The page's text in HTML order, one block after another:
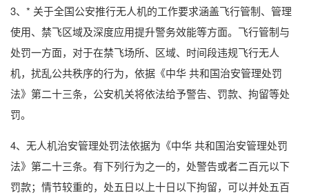
3、* 关于全国公安推行无人机的工作要求涵盖飞行管制、管理
使用、禁飞区域及深度应用提升警务效能等方面。飞行管制与
处罚一方面，对于在禁飞场所、区域、时间段违规飞行无人
机，扰乱公共秩序的行为，依据《中华 共和国治安管理处罚
法》第二十三条，公安机关将依法给予警告、罚款、拘留等处
罚。
4、无人机治安管理处罚法依据为《中华 共和国治安管理处罚
法》第二十三条。有下列行为之一的，处警告或者二百元以下
罚款；情节较重的，处五日以上十日以下拘留，可以并处五百